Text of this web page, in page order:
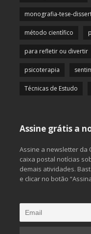
monografia-tese-
método científico
para refletir ou divertir
psicoterapia
Técnicas de Estudo
Assine grátis a
Assine a newsletter da
caixa postal notícias
demais atividades.
e clicar no botão